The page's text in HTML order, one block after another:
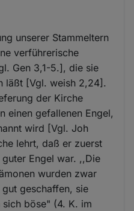
unserer Stammeltern
verführerische
Gen 3,1-5.], die sie
läßt [Vgl. weish 2,24].
der Kirche
einen gefallenen Engel,
wird [Vgl. Joh
lehrt, daß er zuerst
Engel war. ,,Die
wurden zwar
geschaffen, sie
böse" (4. K. im